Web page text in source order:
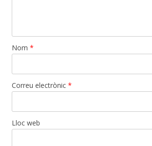
Nom *
Correu electrònic *
Lloc web